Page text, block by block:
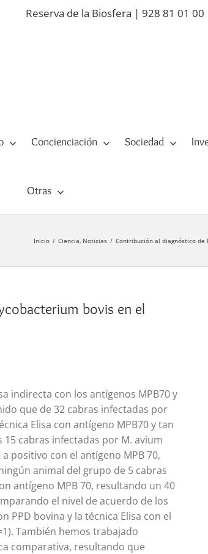
Reserva de la Biosfera | 928 81 01 00
Concienciación Sociedad
Otras
Inicio Ciencia Noticias Contribución al diagnóstico de
bovis en el
indirecta con los antígenos MPB70 y
que de 32 cabras infectadas por
Elisa con antígeno MPB70 y tan
cabras infectadas por M. avium
positivo con el antígeno MPB 70,
animal del grupo de 5 cabras
antígeno MPB 70, resultando un 40
el nivel de acuerdo de los
bovina y la técnica Elisa con el
También hemos trabajado
comparativa, resultando que